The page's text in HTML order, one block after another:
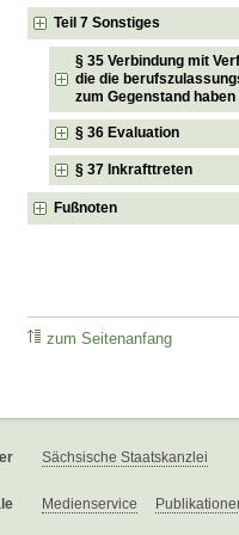
Teil 7 Sonstiges
§ 35 Verbindung mit
die die
zum Gegenstand haben
§ 36 Evaluation
§ 37 Inkrafttreten
Fußnoten
zum Seitenanfang
Sächsische Staatskanzlei
Medienservice